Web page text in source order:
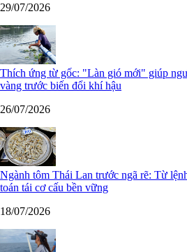
29/07/2026
Thích ứng từ gốc: "Làn gió mới" giúp
vàng trước biến đổi khí hậu
26/07/2026
Ngành tôm Thái Lan trước ngã rẽ: Từ
toán tái cơ cấu bền vững
18/07/2026